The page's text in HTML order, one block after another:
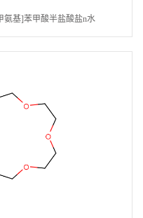
氨基]苯甲酸半盐酸盐n水